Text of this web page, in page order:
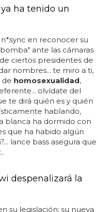
así que si no te ha
relacionados
la cajita del arco iris y
google un tema
del tipo "homosexual",
versiones en español y
de lo más cuco con el
sólo por los prides que
partir de esta semana:
de stonewall, la
en un bar de
ha tenido un
en reconocer su
ante las cámaras